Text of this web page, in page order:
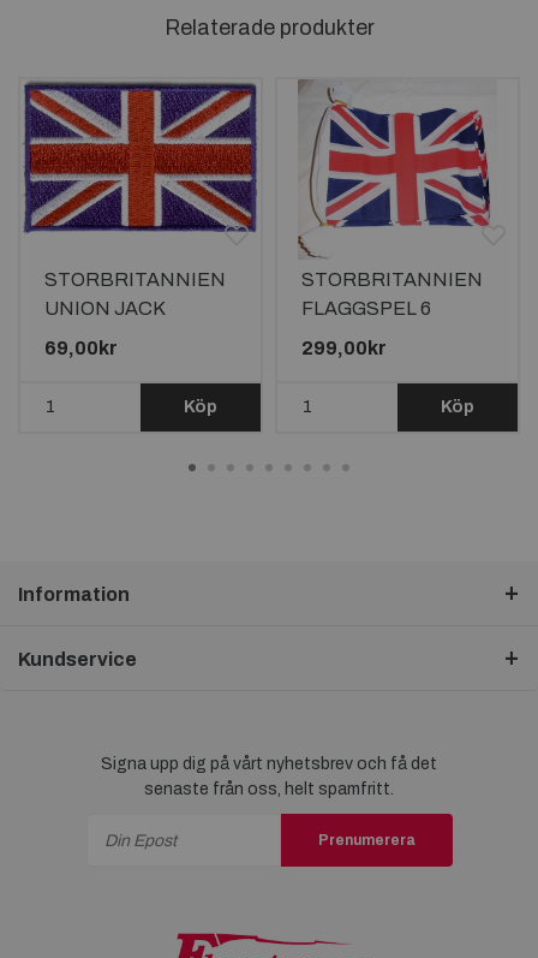
Relaterade produkter
STORBRITANNIEN
UNION JACK
TYGMÄRKE
69,00kr
Köp
STORBRITANNIEN
FLAGGSPEL 6
METER OCH 20
299,00kr
Köp
Information
Kundservice
Signa upp dig på vårt nyhetsbrev och få det
senaste från oss, helt spamfritt.
Prenumerera